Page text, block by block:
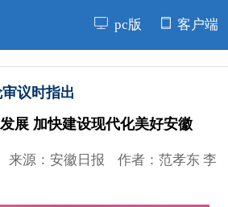
pc版 客户端
议时指出
展 加快建设现代化美好安徽
来源：安徽日报 作者：范孝东 李